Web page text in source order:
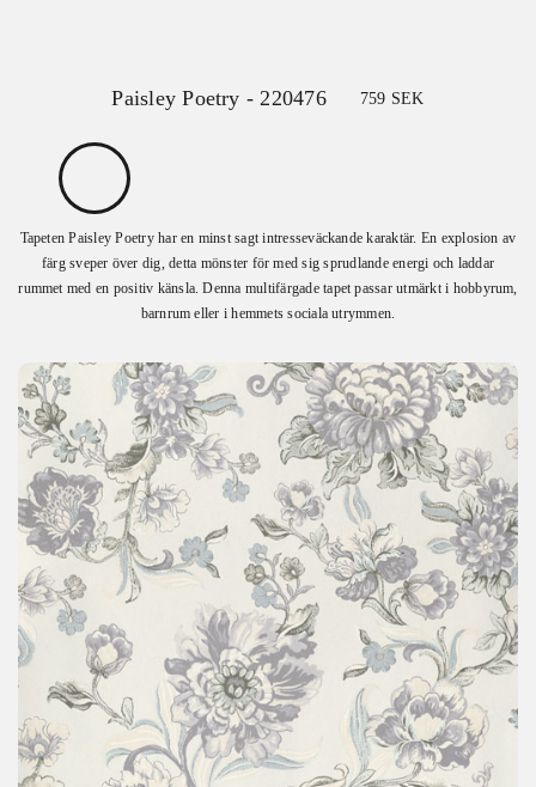
Paisley Poetry - 220476 759 SEK
Tapeten Paisley Poetry har en minst sagt intresseväckande karaktär. En explosion av
färg sveper över dig, detta mönster för med sig sprudlande energi och laddar
rummet med en positiv känsla. Denna multifärgade tapet passar utmärkt i hobbyrum,
barnrum eller i hemmets sociala utrymmen.